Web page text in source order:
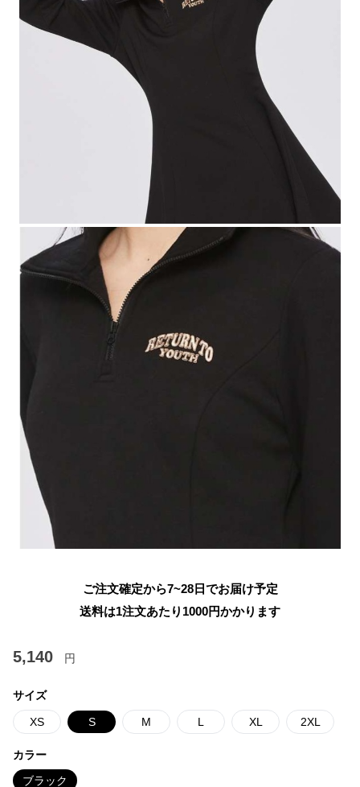
ご注文確定から7~28日でお届け予定
送料は1注文あたり 1000円かかります
5,140 円
サイズ
XS S M L XL 2XL
カラー
ブラック